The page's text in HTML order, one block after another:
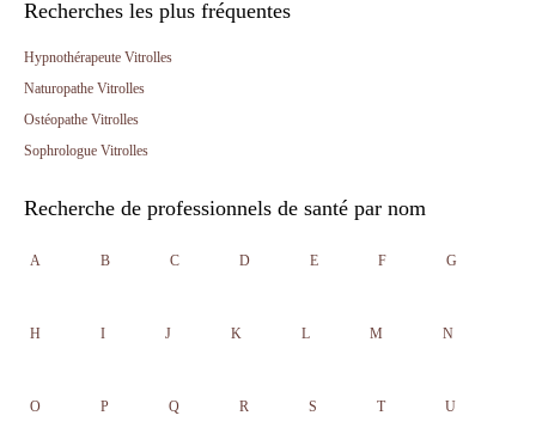
Recherches les plus fréquentes
Hypnothérapeute Vitrolles
Naturopathe Vitrolles
Ostéopathe Vitrolles
Sophrologue Vitrolles
Recherche de professionnels de santé par nom
A B C D E F G
H I J K L M N
O P Q R S T U